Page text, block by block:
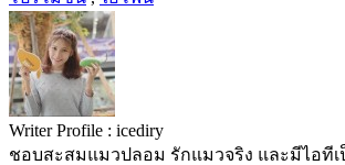
Writer Profile : icediry
ชอบสะสมแมวปลอม รักแมวจริง และมีไอที